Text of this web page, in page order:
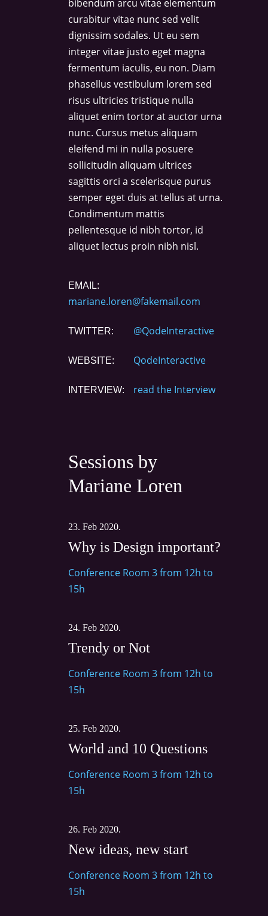
bibendum arcu vitae elementum
curabitur vitae nunc sed velit
dignissim sodales. Ut eu sem
integer vitae justo eget magna
fermentum iaculis, eu non. Diam
phasellus vestibulum lorem sed
risus ultricies tristique nulla
aliquet enim tortor at auctor urna
nunc. Cursus metus aliquam
eleifend mi in nulla posuere
sollicitudin aliquam ultrices
sagittis orci a scelerisque purus
semper eget duis at tellus at urna.
Condimentum mattis
pellentesque id nibh tortor, id
aliquet lectus proin nibh nisl.
EMAIL:
mariane.loren@fakemail.com
TWITTER: @QodeInteractive
WEBSITE: QodeInteractive
INTERVIEW: read the Interview
Sessions by
Mariane Loren
23. Feb 2020.
Why is Design important?
Conference Room 3 from 12h to
15h
24. Feb 2020.
Trendy or Not
Conference Room 3 from 12h to
15h
25. Feb 2020.
World and 10 Questions
Conference Room 3 from 12h to
15h
26. Feb 2020.
New ideas, new start
Conference Room 3 from 12h to
15h